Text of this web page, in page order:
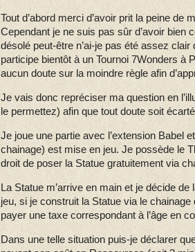
Tout d’abord merci d’avoir prit la peine de
Cependant je ne suis pas sûr d’avoir
désolé peut-être n’ai-je pas été assez
participe bientôt à un Tournoi 7Wonders à
aucun doute sur la moindre règle afin
Je vais donc repréciser ma question en
le permettez) afin que tout doute soit
Je joue une partie avec l’extension Babel
chainage) est mise en jeu. Je possède le
droit de poser la Statue gratuitement via
La Statue m’arrive en main et je décide de
jeu, si je construit la Statue via le
payer une taxe correspondant à l’âge en
Dans une telle situation puis-je déclarer